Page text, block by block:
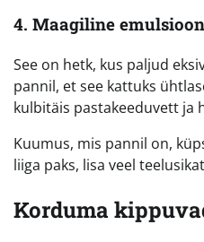
4. Maagiline emulsioon
See on hetk, kus paljud
pannil, et see kattuks
kulbitäis pastakeeduvett ja
Kuumus, mis pannil on,
liiga paks, lisa veel
Korduma